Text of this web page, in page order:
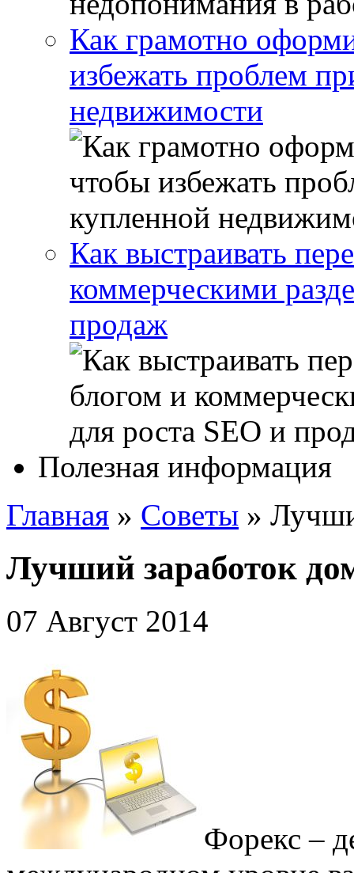
Как грамотно
избежать проблем
недвижимости
Как выстраивать
коммерческими
продаж
Полезная информация
Главная » Советы »
Лучший заработок
07 Август 2014
Форекс –